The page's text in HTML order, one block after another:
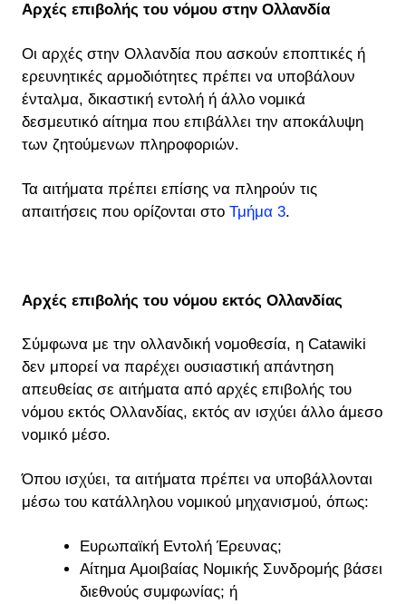
Αρχές επιβολής του νόμου στην Ολλανδία
Οι αρχές στην Ολλανδία που ασκούν εποπτικές ή
ερευνητικές αρμοδιότητες πρέπει να υποβάλουν
ένταλμα, δικαστική εντολή ή άλλο νομικά
δεσμευτικό αίτημα που επιβάλλει την αποκάλυψη
των ζητούμενων πληροφοριών.
Τα αιτήματα πρέπει επίσης να πληρούν τις
απαιτήσεις που ορίζονται στο Τμήμα 3.
Αρχές επιβολής του νόμου εκτός Ολλανδίας
Σύμφωνα με την ολλανδική νομοθεσία, η Catawiki
δεν μπορεί να παρέχει ουσιαστική απάντηση
απευθείας σε αιτήματα από αρχές επιβολής του
νόμου εκτός Ολλανδίας, εκτός αν ισχύει άλλο άμεσο
νομικό μέσο.
Όπου ισχύει, τα αιτήματα πρέπει να υποβάλλονται
μέσω του κατάλληλου νομικού μηχανισμού, όπως:
Ευρωπαϊκή Εντολή Έρευνας;
Αίτημα Αμοιβαίας Νομικής Συνδρομής βάσει
διεθνούς συμφωνίας; ή